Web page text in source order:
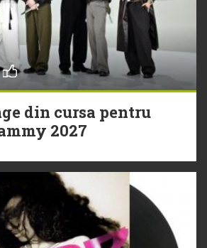
din cursa pentru
2027